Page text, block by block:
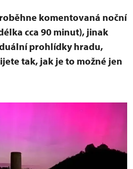
komentovaná noční
cca 90 minut), jinak
prohlídky hradu,
tak, jak je to možné jen